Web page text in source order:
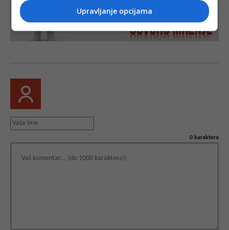
0 karaktera
Upravljanje opcijama